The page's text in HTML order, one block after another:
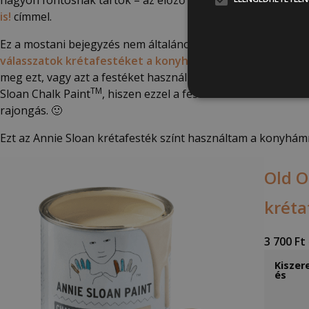
is! címmel.
Ez a mostani bejegyzés nem általánosan a konyhabútor
válasszatok krétafestéket a konyhabútorra és mikor ne.
meg ezt, vagy azt a festéket használni. Nálam egyébként
Sloan Chalk PaintTM, hiszen ezzel a festékkel indult
rajongás. 🙂
Ezt az Annie Sloan krétafesték színt használtam a
Old
3 700 Ft
és